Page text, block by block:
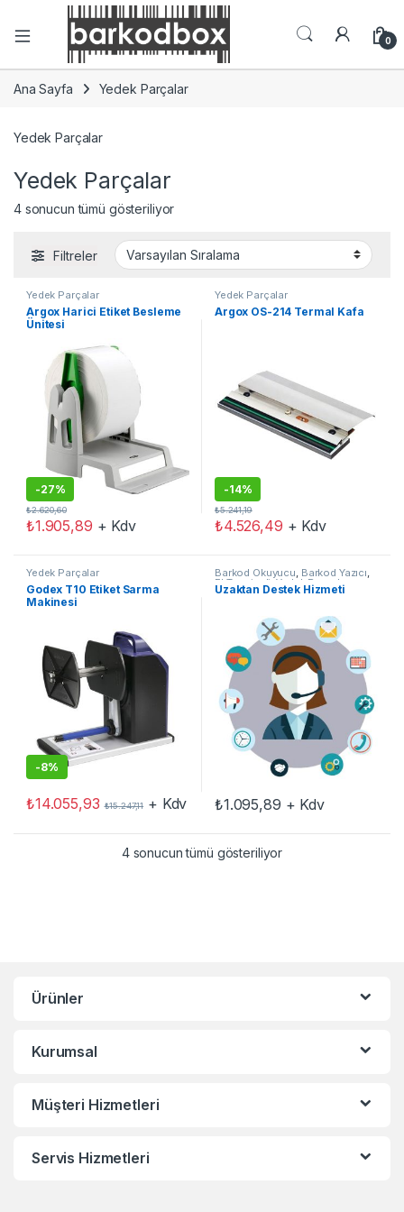
0
Ana Sayfa Yedek Parçalar
Yedek Parçalar
Yedek Parçalar
4 sonucun tümü gösteriliyor
Filtreler
Yedek Parçalar
Argox Harici Etiket Besleme
Ünitesi
-27%
₺1.905,89
₺2.620,60
+ Kdv
Yedek Parçalar
Argox OS-214 Termal Kafa
-14%
₺4.526,49
₺5.241,19
+ Kdv
Yedek Parçalar
Godex T10 Etiket Sarma
Makinesi
-8%
₺14.055,93 ₺15.247,11 + Kdv
Barkod Okuyucu, Barkod Yazıcı,
El Terminali ,Yedek Parçalar
Uzaktan Destek Hizmeti
₺1.095,89 + Kdv
4 sonucun tümü gösteriliyor
Ürünler
Kurumsal
Müşteri Hizmetleri
Servis Hizmetleri